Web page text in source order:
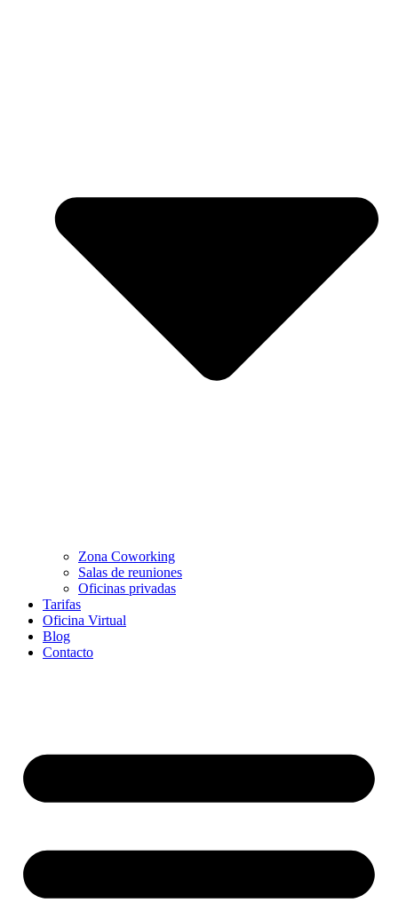
Zona Coworking
Salas de reuniones
Oficinas privadas
Tarifas
Oficina Virtual
Blog
Contacto